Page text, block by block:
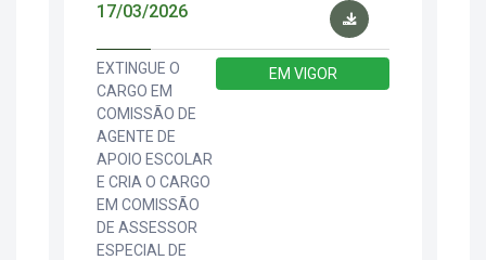
17/03/2026
EXTINGUE O
CARGO EM
COMISSÃO DE
AGENTE DE
APOIO ESCOLAR
E CRIA O CARGO
EM COMISSÃO
DE ASSESSOR
ESPECIAL DE
EM VIGOR